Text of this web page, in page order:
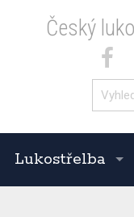
Český
Lukostřelba